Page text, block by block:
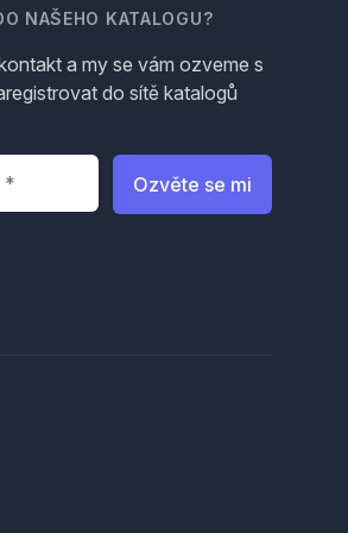
NAŠEHO KATALOGU?
a my se vám ozveme s
do sítě katalogů
Ozvěte se mi